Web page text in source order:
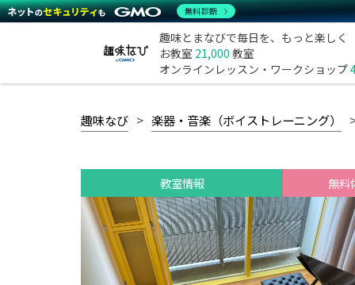
趣味とまなびで毎日を、もっと楽しく
お教室 21,000 教室
オンラインレッスン・ワークショップ
趣味なび 楽器・音楽（ボイストレーニング）
教室情報 無料
無料診断